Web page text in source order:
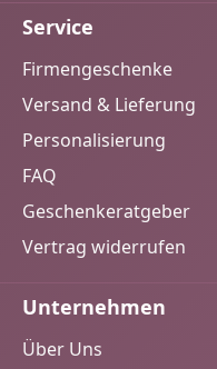
Service
Firmengeschenke
Versand & Lieferung
Personalisierung
FAQ
Geschenkeratgeber
Vertrag widerrufen
Unternehmen
Über Uns